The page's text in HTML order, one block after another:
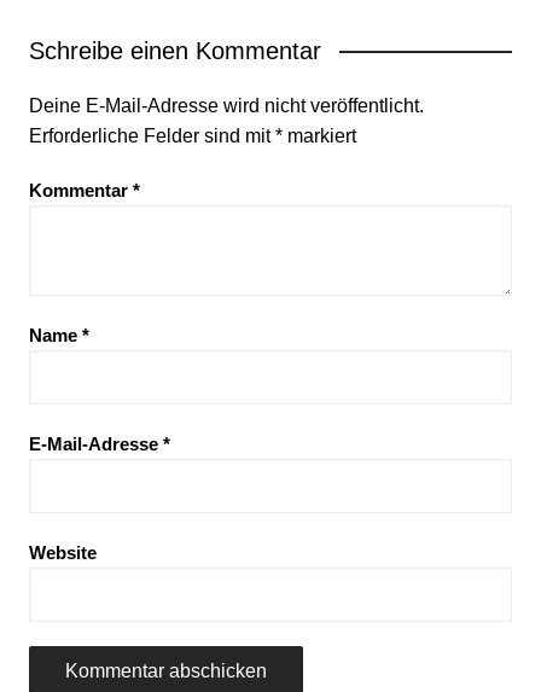
Schreibe einen Kommentar
Deine E-Mail-Adresse wird nicht veröffentlicht.
Erforderliche Felder sind mit*markiert
Kommentar *
Name *
E-Mail-Adresse *
Website